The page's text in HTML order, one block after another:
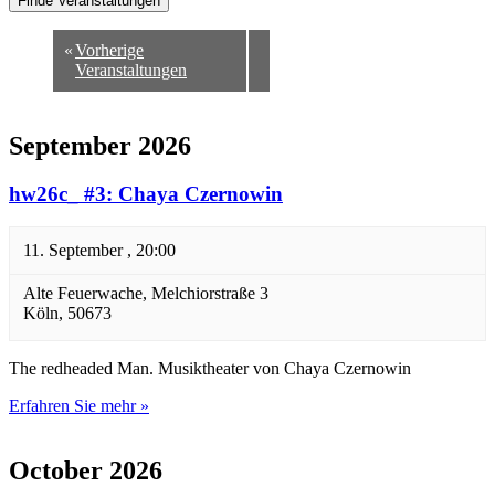
«Vorherige
Veranstaltungen
September 2026
hw26c_ #3: Chaya Czernowin
11. September , 20:00
Alte Feuerwache, Melchiorstraße 3
Köln, 50673
The redheaded Man. Musiktheater von Chaya Czernowin
Erfahren Sie mehr »
October 2026